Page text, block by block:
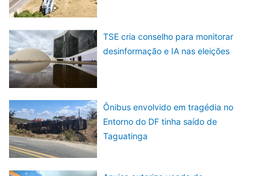
TSE cria conselho para monitorar
desinformação e IA nas eleições
Ônibus envolvido em tragédia no
Entorno do DF tinha saído de
Taguatinga